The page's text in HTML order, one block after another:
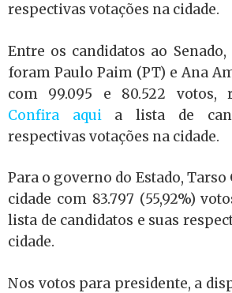
respectivas votações na cidade.
Entre os candidatos ao
foram Paulo Paim (PT) e Ana
com 99.095 e 80.522 votos,
Confira aquia lista de
respectivas votações na cidade.
Para o governo do Estado,
cidade com 83.797 (55,92%)
lista de candidatos e suas
cidade.
Nos votos para presidente, a